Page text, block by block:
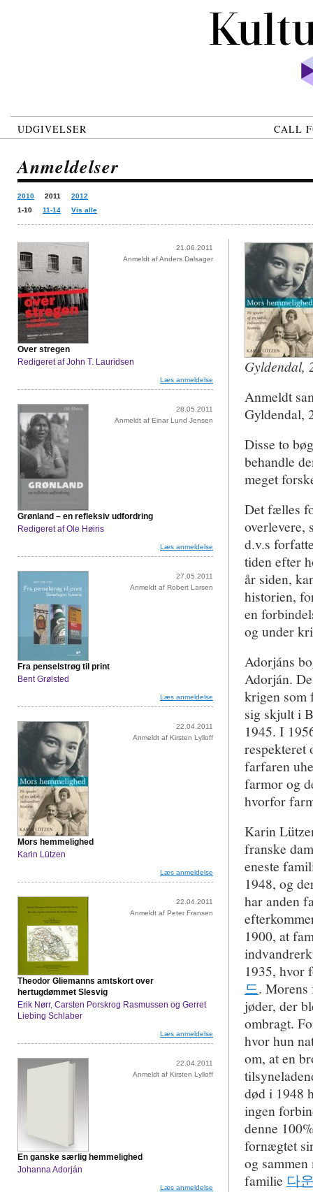
UDGIVELSER CALL
Anmeldelser
2010 2011
2012
1-10
11-14 Vis alle
21.06.2011
Anmeldt af Anders Dalsager
Over stregen
Redigeret af John T. Lauridsen
Læs anmeldelse
28.05.2011
Anmeldt af Einar Lund Jensen
Grønland – en refleksiv udfordring
Redigeret af Ole Høiris
Læs anmeldelse
27.05.2011
Anmeldt af Robert Larsen
Fra penselstrøg til print
Bent Grølsted
Læs anmeldelse
22.04.2011
Anmeldt af Kirsten Lylloff
Mors hemmelighed
Karin Lützen
Læs anmeldelse
22.04.2011
Anmeldt af Peter Fransen
Theodor Gliemanns amtskort over
hertugdømmet Slesvig
Erik Nørr, Carsten Porskrog Rasmussen og Gerret
Liebing Schlaber
Læs anmeldelse
22.04.2011
Anmeldt af Kirsten Lylloff
En ganske særlig hemmelighed
Johanna Adorján
Læs anmeldelse
Gyldendal,
Anmeldt
Gyldendal,
Disse to
behandle
meget
Det fælles
overlevere,
d.v.s
tiden efter
år siden,
historien,
en
og under
Adorjáns
Adorján.
krigen som
sig skjult i
1945. I
farfaren
farmor og
hvorfor
Karin
franske
eneste
1948, og
har anden
1900, at
1935, hvor
드. Morens
jøder, der
ombragt.
hvor hun
om, at en
død i 1948
ingen
denne
fornægtet
og
familie 다